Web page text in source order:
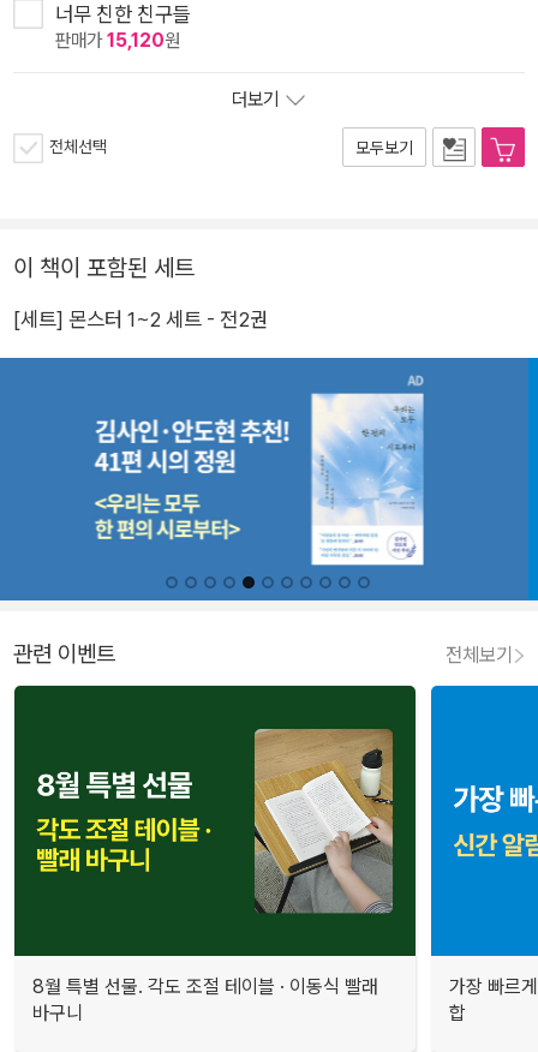
너무 친한 친구들
판매가15,120원
더보기
전체선택 모두보기
이 책이 포함된 세트
[세트] 몬스터 1~2 세트 - 전2권
관련 이벤트 전체보기
8월 특별 선물. 각도 조절 테이블 · 이동식 빨래
바구니
가장 빠르
합